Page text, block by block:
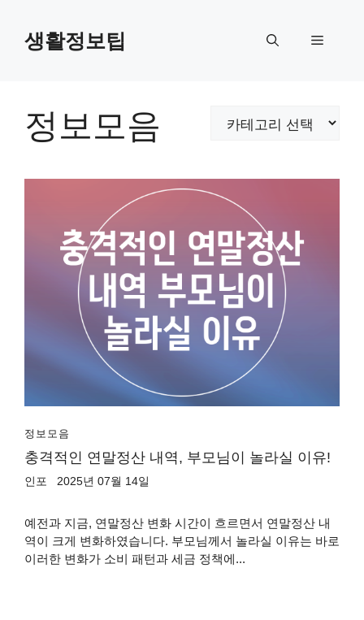
생활정보팁 메
정보모음
리
정보모음
충격적인 연말정산 내역, 부모님이 놀라실 이유!
인포 2025년 07월 14일
예전과 지금, 연말정산 변화 시간이 흐르면서 연말정산 내
역이 크게 변화하였습니다. 부모님께서 놀라실 이유는 바로
이러한 변화가 소비 패턴과 세금 정책에...